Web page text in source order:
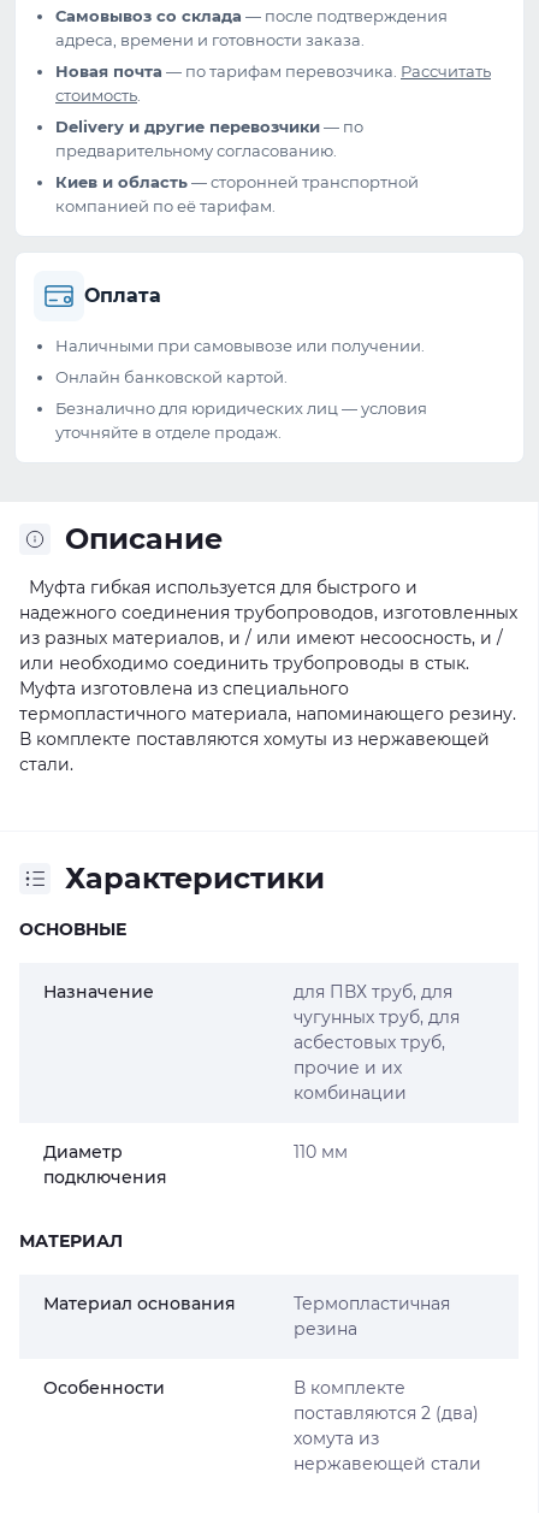
Самовывоз со склада — после подтверждения
адреса, времени и готовности заказа.
Новая почта — по тарифам перевозчика. Рассчитать
стоимость
Delivery и другие перевозчики— по
предварительному согласованию.
Киев и область— сторонней транспортной
компанией по её тарифам.
Оплата
Наличными при самовывозе или получении.
Онлайн банковской картой.
Безналично для юридических лиц — условия
уточняйте в отделе продаж.
Описание
Муфта гибкая используется для быстрого и
надежного соединения трубопроводов, изготовленных
из разных материалов, и / или имеют несоосность, и /
или необходимо соединить трубопроводы в стык.
Муфта изготовлена из специального
термопластичного материала, напоминающего резину.
В комплекте поставляются хомуты из нержавеющей
стали.
Характеристики
ОСНОВНЫЕ
Назначение
для ПВХ труб, для
чугунных труб, для
асбестовых труб,
прочие и их
комбинации
Диаметр
подключения
110 мм
МАТЕРИАЛ
Материал основания
Термопластичная
резина
Особенности
В комплекте
поставляются 2 (два)
хомута из
нержавеющей стали